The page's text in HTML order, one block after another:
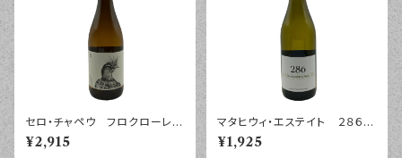
セロ・チャペウ フロクローレ
ブランコ リベラ ２０２５年
７５０ｍｌ
¥2,915
マタヒウィ・エステイト ２８６
ソーヴィニヨン・ブラン ワイラ
ラパ ２０２４年 ７５０ｍｌ
¥1,925